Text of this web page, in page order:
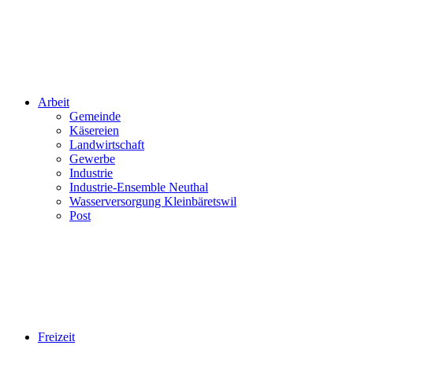
Arbeit
Gemeinde
Käsereien
Landwirtschaft
Gewerbe
Industrie
Industrie-Ensemble Neuthal
Wasserversorgung Kleinbäretswil
Post
Freizeit